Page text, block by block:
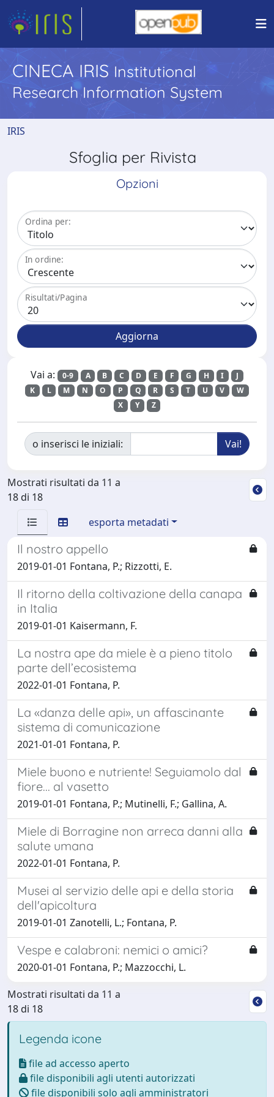
CINECA IRIS Institutional
Research Information System
IRIS
Sfoglia per Rivista
Opzioni
Ordina per:
In ordine:
Risultati/Pagina
Vai a: 0-9 A B C D E F G H I
J
K
L M N O P Q R S T U V
W
X
Y Z
o inserisci le iniziali:
Mostrati risultati da 11 a
18 di 18
esporta metadati
Il nostro appello
2019-01-01 Fontana, P.; Rizzotti, E.
Il ritorno della coltivazione della canapa
in Italia
2019-01-01 Kaisermann, F.
La nostra ape da miele è a pieno titolo
parte dell’ecosistema
2022-01-01 Fontana, P.
La «danza delle api», un affascinante
sistema di comunicazione
2021-01-01 Fontana, P.
Miele buono e nutriente! Seguiamolo dal
fiore... al vasetto
2019-01-01 Fontana, P.; Mutinelli, F.; Gallina, A.
Miele di Borragine non arreca danni alla
salute umana
2022-01-01 Fontana, P.
Musei al servizio delle api e della storia
dell'apicoltura
2019-01-01 Zanotelli, L.; Fontana, P.
Vespe e calabroni: nemici o amici?
2020-01-01 Fontana, P.; Mazzocchi, L.
Mostrati risultati da 11 a
18 di 18
Legenda icone
file ad accesso aperto
file disponibili agli utenti autorizzati
file disponibili solo agli amministratori